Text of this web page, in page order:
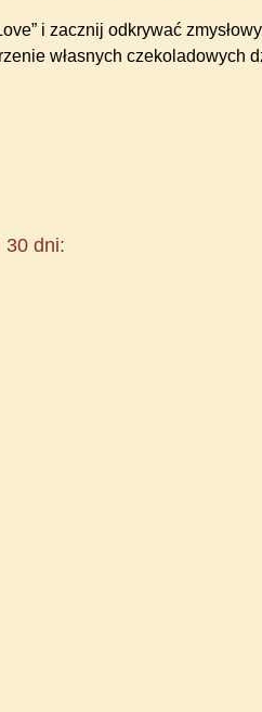
i zacznij odkrywać
własnych czekoladowych
30 dni: